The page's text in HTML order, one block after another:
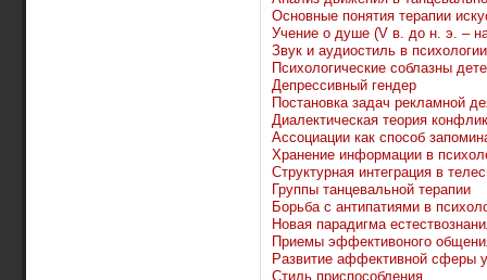
Основные понятия терапии
Учение о душе (V в. до н. э. –
Звук и аудиостиль в
Психологические соблазны
Депрессивный гендер
Постановка задач рекламной
Диалектическая теория
Ассоциации как способ
Хранение информации в
Структурная интеграция в
Группы танцевальной терапии
Борьба с антипатиями в
Новая парадигма
Приемы эффективоного
Развитие аффективной сферы
Стиль приспособления